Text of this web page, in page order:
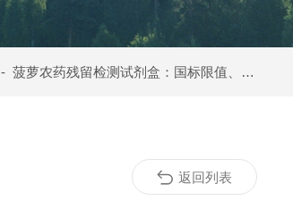
- 菠萝农药残留检测试剂盒：国标限值、超标风险与快速检测方案
返回列表